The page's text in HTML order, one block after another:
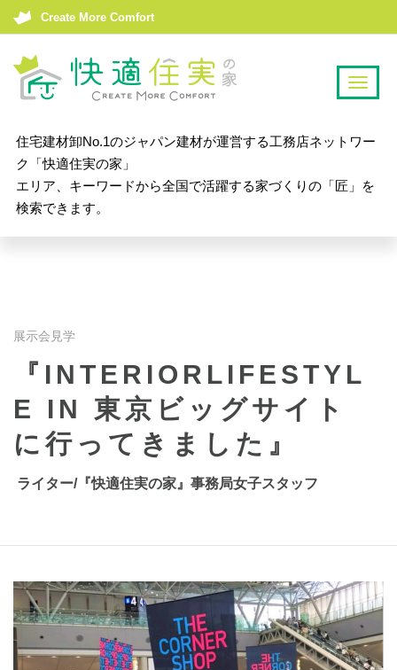
Create More Comfort
T
a
住宅建材卸No.1のジャパン建材が運営する工務店ネットワー
ク「快適住実の家」
エリア、キーワードから全国で活躍する家づくりの「匠」を
検索できます。
展示会見学
『INTERIORLIFESTYL
E IN 東京ビッグサイト
に行ってきました』
ライター/『快適住実の家』事務局女子スタッフ